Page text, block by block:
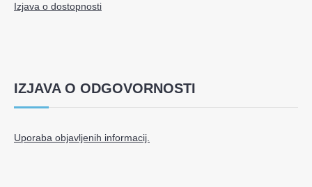
Izjava o dostopnosti
IZJAVA O ODGOVORNOSTI
Uporaba objavljenih informacij.